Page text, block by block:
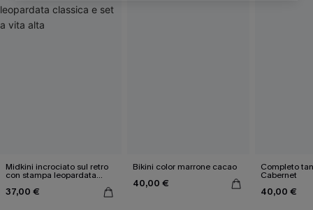
Midkini incrociato sul retro
con stampa leopardata
37,00 €
Bikini color marrone cacao
40,00 €
Completo
Cabernet
40,00 €